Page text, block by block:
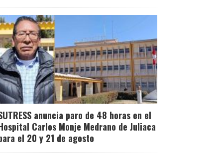
anuncia paro de 48 horas en el
Carlos Monje Medrano de Juliaca
el 20 y 21 de agosto